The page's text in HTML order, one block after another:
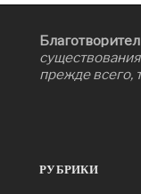
прежде всего,
РУБРИКИ